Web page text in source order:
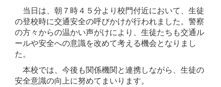
当日は、朝７時４５分より校門付近において、生徒
の登校時に交通安全の呼びかけが行われました。警察
の方々からの温かい声がけにより、生徒たちも交通ル
ールや安全への意識を改めて考える機会となりまし
た。
本校では、今後も関係機関と連携しながら、生徒の
安全意識の向上に努めてまいります。